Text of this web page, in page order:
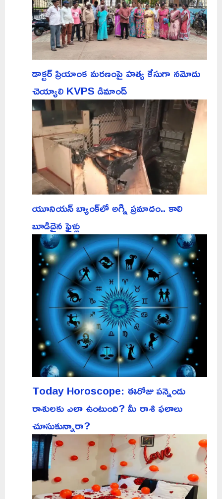
డాక్టర్ ప్రియాంక మరణంపై హత్య కేసుగా నమోదు
చెయ్యాలి KVPS డిమాండ్
యూనియన్ బ్యాంక్‌లో అగ్ని ప్రమాదం.. కాలి
బూడిదైన ఫైళ్లు
Today Horoscope: ఈరోజు పన్నెండు
రాశులకు ఎలా ఉంటుంది? మీ రాశి ఫలాలు
చూసుకున్నారా?